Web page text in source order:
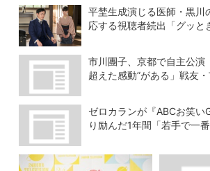
阪へ
あらすじ
平埜生成演じる医師・黒川
応する視聴者続出「グッと
市川團子、京都で自主公演
超えた感動”がある」戦友
ゼロカランが『ABCお笑い
り励んだ1年間「若手で一